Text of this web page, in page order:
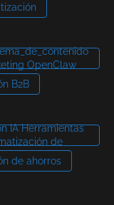
OpenClaw
B2B
IA Herramientas
de
de ahorros